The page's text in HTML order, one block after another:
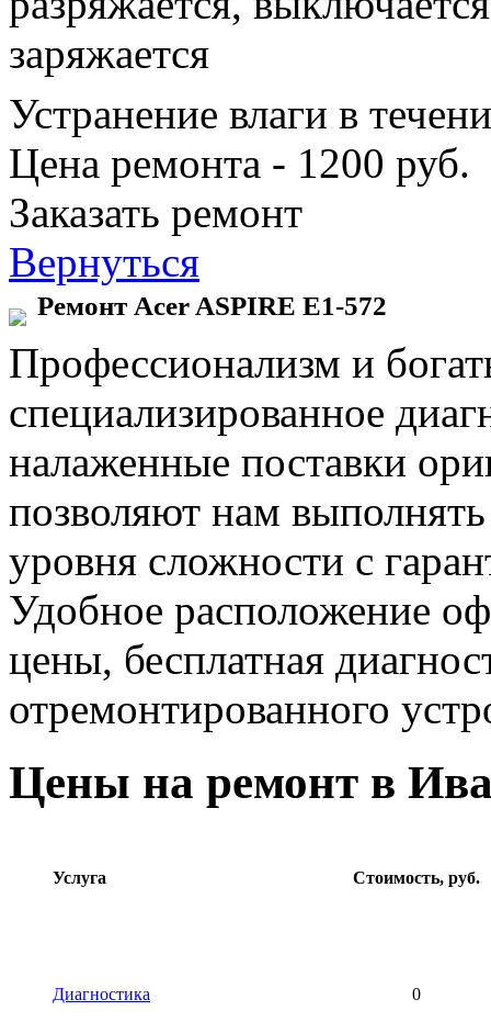
заряжается
Устранение влаги в
Цена ремонта - 1200 руб.
Заказать ремонт
Вернуться
Ремонт Acer ASPIRE E1-572
Профессионализм и
специализированное
налаженные поставки
позволяют нам
уровня сложности с
Удобное расположение
цены, бесплатная
отремонтированного
Цены на ремонт в
Услуга Стоимость, руб.
Диагностика 0